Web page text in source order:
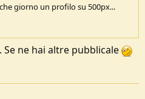
giorno un profilo su 500px...
ne hai altre pubblicale